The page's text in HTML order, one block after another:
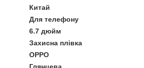
Китай
Для телефону
6.7 дюйм
Захисна плівка
OPPO
Глянцева